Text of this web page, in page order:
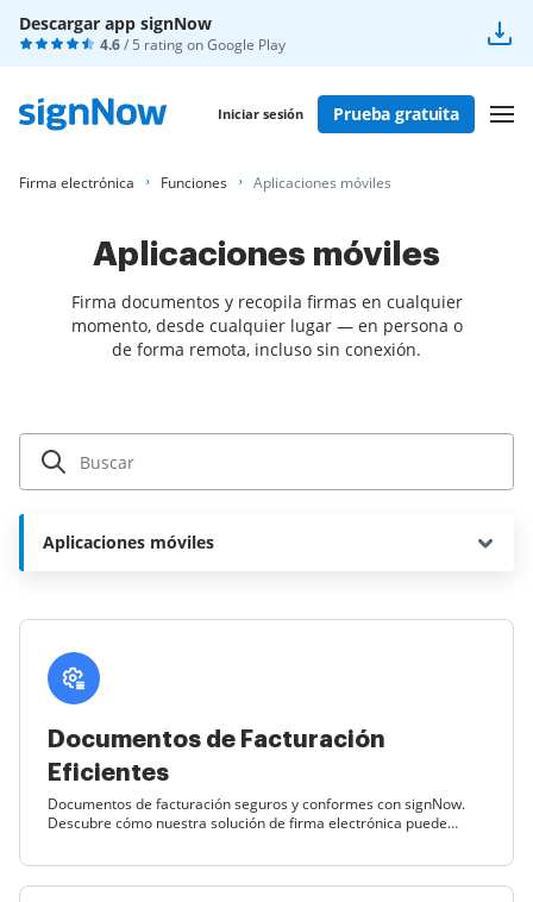
Descargar app signNow
4.6/ 5 rating onGoogle Play
Iniciar sesión Prueba gratuita
Firma electrónica Funciones Aplicaciones móviles
Aplicaciones móviles
Firma documentos y recopila firmas en cualquier
momento, desde cualquier lugar — en persona o
de forma remota, incluso sin conexión.
Aplicaciones móviles
Documentos de Facturación
Eficientes
Documentos de facturación seguros y conformes con signNow.
Descubre cómo nuestra solución de firma electrónica puede